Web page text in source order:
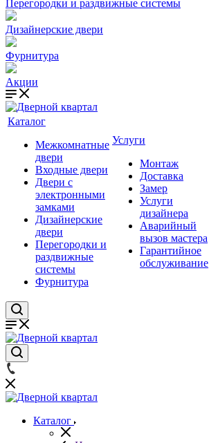
Перегородки и раздвижные системы
Дизайнерские двери
Фурнитура
Акции
Каталог
Межкомнатные
двери
Входные двери
Двери с
электронными
замками
Дизайнерские
двери
Перегородки и
раздвижные
системы
Фурнитура
Услуги
Монтаж
Доставка
Замер
Услуги
дизайнера
Аварийный
вызов мастера
Гарантийное
обслуживание
Каталог